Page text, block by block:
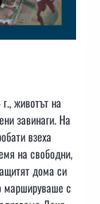
животът на
завинаги. На
взеха
на свободни,
дома си
маршируваше с